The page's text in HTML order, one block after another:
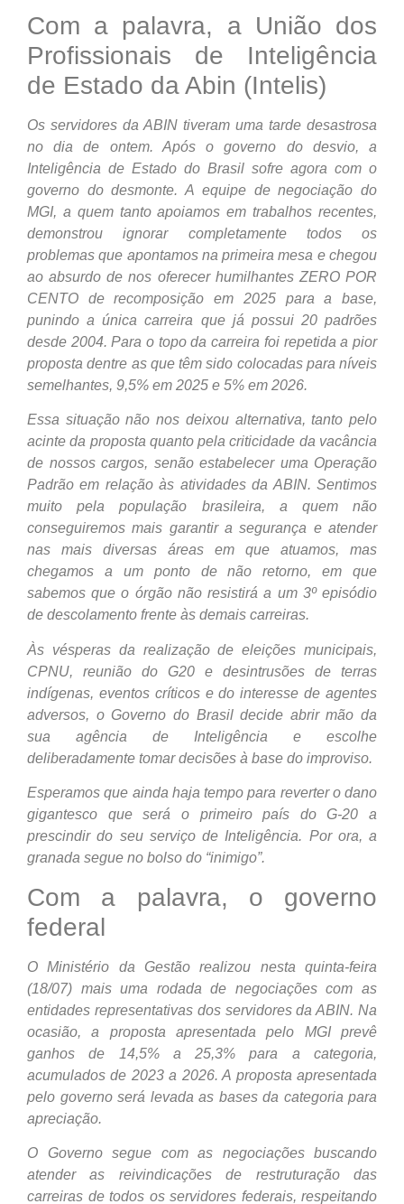
Com a palavra, a União dos
Profissionais de Inteligência
de Estado da Abin (Intelis)
Os servidores da ABIN tiveram uma tarde desastrosa
no dia de ontem. Após o governo do desvio, a
Inteligência de Estado do Brasil sofre agora com o
governo do desmonte. A equipe de negociação do
MGI, a quem tanto apoiamos em trabalhos recentes,
demonstrou ignorar completamente todos os
problemas que apontamos na primeira mesa e chegou
ao absurdo de nos oferecer humilhantes ZERO POR
CENTO de recomposição em 2025 para a base,
punindo a única carreira que já possui 20 padrões
desde 2004. Para o topo da carreira foi repetida a pior
proposta dentre as que têm sido colocadas para níveis
semelhantes, 9,5% em 2025 e 5% em 2026.
Essa situação não nos deixou alternativa, tanto pelo
acinte da proposta quanto pela criticidade da vacância
de nossos cargos, senão estabelecer uma Operação
Padrão em relação às atividades da ABIN. Sentimos
muito pela população brasileira, a quem não
conseguiremos mais garantir a segurança e atender
nas mais diversas áreas em que atuamos, mas
chegamos a um ponto de não retorno, em que
sabemos que o órgão não resistirá a um 3º episódio
de descolamento frente às demais carreiras.
Às vésperas da realização de eleições municipais,
CPNU, reunião do G20 e desintrusões de terras
indígenas, eventos críticos e do interesse de agentes
adversos, o Governo do Brasil decide abrir mão da
sua agência de Inteligência e escolhe
deliberadamente tomar decisões à base do improviso.
Esperamos que ainda haja tempo para reverter o dano
gigantesco que será o primeiro país do G-20 a
prescindir do seu serviço de Inteligência. Por ora, a
granada segue no bolso do “inimigo”.
Com a palavra, o governo
federal
O Ministério da Gestão realizou nesta quinta-feira
(18/07) mais uma rodada de negociações com as
entidades representativas dos servidores da ABIN. Na
ocasião, a proposta apresentada pelo MGI prevê
ganhos de 14,5% a 25,3% para a categoria,
acumulados de 2023 a 2026. A proposta apresentada
pelo governo será levada as bases da categoria para
apreciação.
O Governo segue com as negociações buscando
atender as reivindicações de restruturação das
carreiras de todos os servidores federais, respeitando